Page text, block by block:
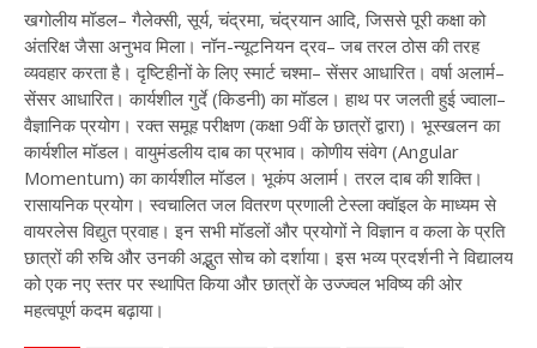
खगोलीय मॉडल– गैलेक्सी, सूर्य, चंद्रमा, चंद्रयान आदि, जिससे पूरी कक्षा को
अंतरिक्ष जैसा अनुभव मिला। नॉन-न्यूटनियन द्रव– जब तरल ठोस की तरह
व्यवहार करता है। दृष्टिहीनों के लिए स्मार्ट चश्मा– सेंसर आधारित। वर्षा अलार्म–
सेंसर आधारित। कार्यशील गुर्दे (किडनी) का मॉडल। हाथ पर जलती हुई ज्वाला–
वैज्ञानिक प्रयोग। रक्त समूह परीक्षण (कक्षा 9वीं के छात्रों द्वारा)। भूस्खलन का
कार्यशील मॉडल। वायुमंडलीय दाब का प्रभाव। कोणीय संवेग (Angular
Momentum) का कार्यशील मॉडल। भूकंप अलार्म। तरल दाब की शक्ति।
रासायनिक प्रयोग। स्वचालित जल वितरण प्रणाली टेस्ला क्वॉइल के माध्यम से
वायरलेस विद्युत प्रवाह। इन सभी मॉडलों और प्रयोगों ने विज्ञान व कला के प्रति
छात्रों की रुचि और उनकी अद्भुत सोच को दर्शाया। इस भव्य प्रदर्शनी ने विद्यालय
को एक नए स्तर पर स्थापित किया और छात्रों के उज्ज्वल भविष्य की ओर
महत्वपूर्ण कदम बढ़ाया।